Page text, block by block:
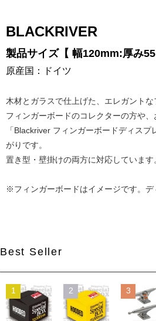
BLACKRIVER
製品サイズ【 幅120mm:厚み
原産国：ドイツ
木材とガラスで仕上げた、エレガント
フィンガーボードのコレクターの方や
「Blackriver フィンガーボードディス
がりです。
置き型・壁掛けの両方に対応しています
※フィンガーボードはイメージです。
Best Seller
1 2 3